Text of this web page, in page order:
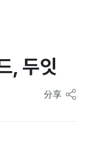
, 두잇
分享